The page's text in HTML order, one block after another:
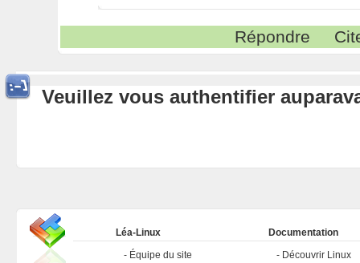
Répondre
Veuillez vous authentifier
Léa-Linux
Équipe du site
Documentation
Découvrir Linux